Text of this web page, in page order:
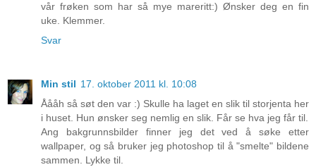
vår frøken som har så mye mareritt:) Ønsker deg en fin
uke. Klemmer.
Svar
Min stil 17. oktober 2011 kl. 10:08
Åååh så søt den var :) Skulle ha laget en slik til storjenta her
i huset. Hun ønsker seg nemlig en slik. Får se hva jeg får til.
Ang bakgrunnsbilder finner jeg det ved å søke etter
wallpaper, og så bruker jeg photoshop til å "smelte" bildene
sammen. Lykke til.